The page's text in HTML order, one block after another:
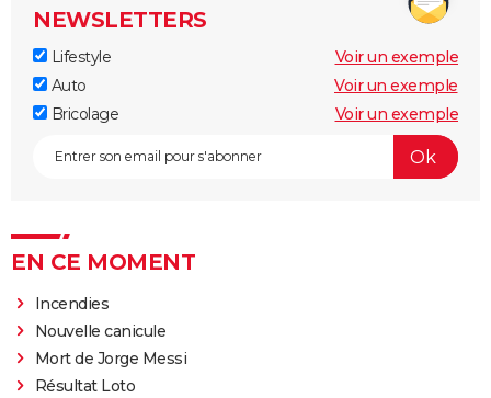
NEWSLETTERS
Lifestyle
Voir un exemple
Auto
Voir un exemple
Bricolage
Voir un exemple
EN CE MOMENT
Incendies
Nouvelle canicule
Mort de Jorge Messi
Résultat Loto